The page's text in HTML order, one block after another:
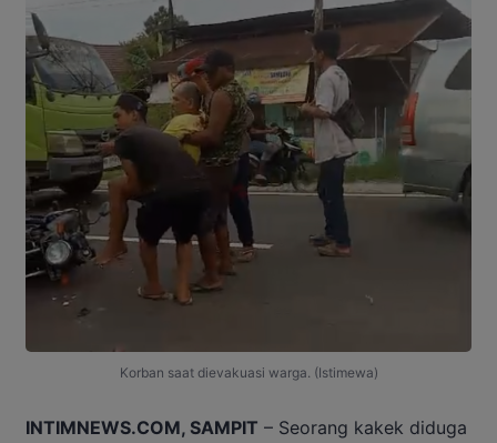
Korban saat dievakuasi warga. (Istimewa)
INTIMNEWS.COM, SAMPIT – Seorang kakek diduga